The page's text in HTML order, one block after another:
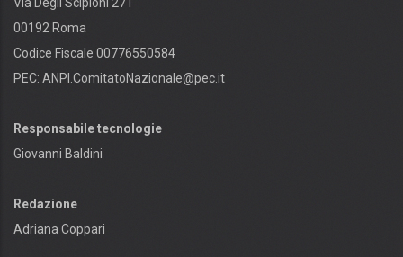
00192 Roma
Codice Fiscale 00776550584
PEC: ANPI.ComitatoNazionale@pec.it
Responsabile tecnologie
Giovanni Baldini
Redazione
Adriana Coppari